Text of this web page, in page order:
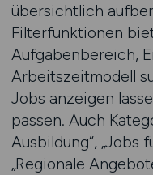
übersichtlich
Filterfunktionen
Aufgabenbereich,
Arbeitszeitmodell
Jobs anzeigen
passen. Auch
Ausbildung“, „Jobs
„Regionale